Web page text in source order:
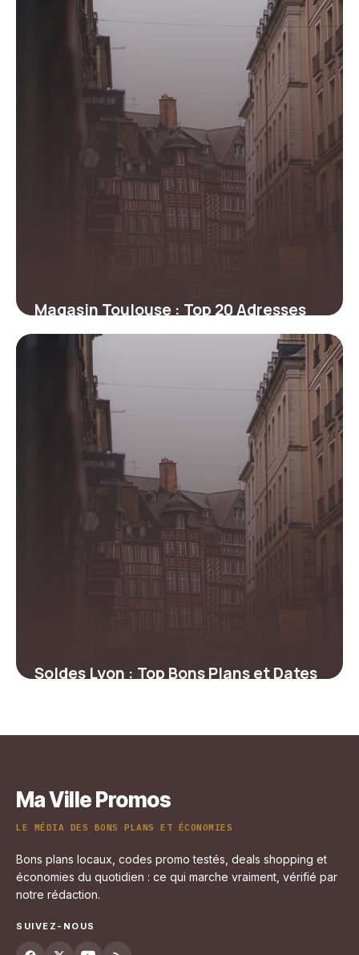
Magasin Toulouse : Top 20 Adresses
2026
21 mai 2026
Soldes Lyon : Top Bons Plans et Dates
Ma Ville Promos
LE MÉDIA DES BONS PLANS ET ÉCONOMIES
Bons plans locaux, codes promo testés, deals shopping et
économies du quotidien : ce qui marche vraiment, vérifié par
notre rédaction.
SUIVEZ-NOUS